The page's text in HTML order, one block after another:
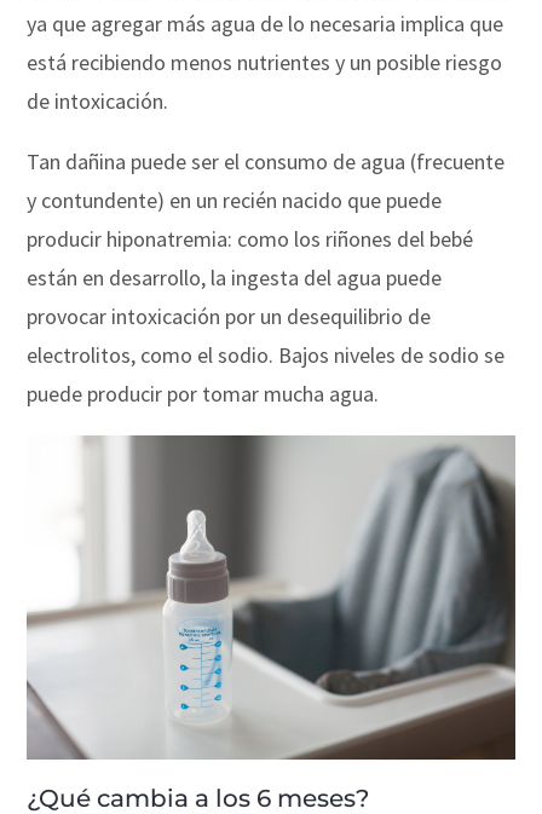
ya que agregar más agua de lo necesaria implica que
está recibiendo menos nutrientes y un posible riesgo
de intoxicación.
Tan dañina puede ser el consumo de agua (frecuente
y contundente) en un recién nacido que puede
producir hiponatremia: como los riñones del bebé
están en desarrollo, la ingesta del agua puede
provocar intoxicación por un desequilibrio de
electrolitos, como el sodio. Bajos niveles de sodio se
puede producir por tomar mucha agua.
¿Qué cambia a los 6 meses?